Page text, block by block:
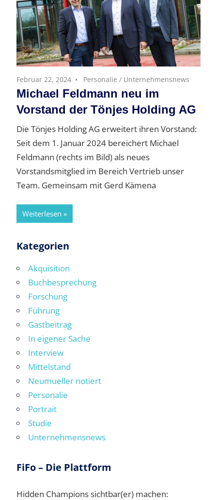
Februar 22, 2024 Personalie / Unternehmensnews
Michael Feldmann neu im
Vorstand der Tönjes Holding AG
Die Tönjes Holding AG erweitert ihren Vorstand:
Seit dem 1. Januar 2024 bereichert Michael
Feldmann (rechts im Bild) als neues
Vorstandsmitglied im Bereich Vertrieb unser
Team. Gemeinsam mit Gerd Kämena
Weiterlesen
Kategorien
Akquisition
Buchbesprechung
Forschung
Führung
Gastbeitrag
In eigener Sache
Interview
Mittelstand
Neumueller notiert
Personalie
Portrait
Studie
Unternehmensnews
FiFo – Die Plattform
Hidden Champions sichtbar(er) machen: